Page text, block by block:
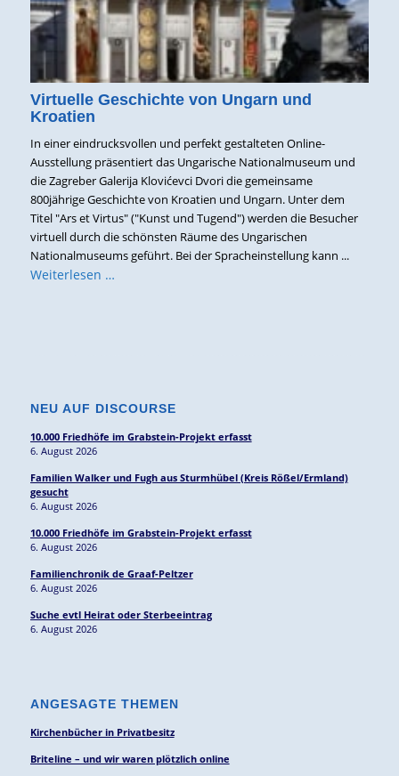
Virtuelle Geschichte von Ungarn und
Kroatien
In einer eindrucksvollen und perfekt gestalteten Online-
Ausstellung präsentiert das Ungarische Nationalmuseum und
die Zagreber Galerija Klovićevci Dvori die gemeinsame
800jährige Geschichte von Kroatien und Ungarn. Unter dem
Titel "Ars et Virtus" ("Kunst und Tugend") werden die Besucher
virtuell durch die schönsten Räume des Ungarischen
Nationalmuseums geführt. Bei der Spracheinstellung kann ...
Weiterlesen …
NEU AUF DISCOURSE
10.000 Friedhöfe im Grabstein-Projekt erfasst
6. August 2026
Familien Walker und Fugh aus Sturmhübel (Kreis Rößel/Ermland)
gesucht
6. August 2026
10.000 Friedhöfe im Grabstein-Projekt erfasst
6. August 2026
Familienchronik de Graaf-Peltzer
6. August 2026
Suche evtl Heirat oder Sterbeeintrag
6. August 2026
ANGESAGTE THEMEN
Kirchenbücher in Privatbesitz
Briteline – und wir waren plötzlich online